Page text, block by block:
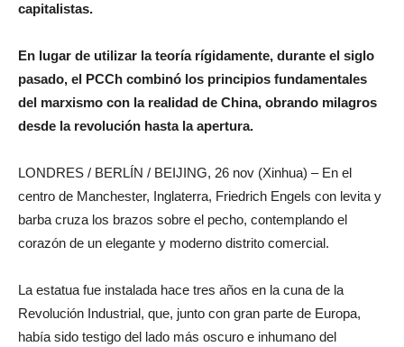
capitalistas.
En lugar de utilizar la teoría rígidamente, durante el siglo
pasado, el PCCh combinó los principios fundamentales
del marxismo con la realidad de China, obrando milagros
desde la revolución hasta la apertura.
LONDRES / BERLÍN / BEIJING, 26 nov (Xinhua) – En el
centro de Manchester, Inglaterra, Friedrich Engels con levita y
barba cruza los brazos sobre el pecho, contemplando el
corazón de un elegante y moderno distrito comercial.
La estatua fue instalada hace tres años en la cuna de la
Revolución Industrial, que, junto con gran parte de Europa,
había sido testigo del lado más oscuro e inhumano del